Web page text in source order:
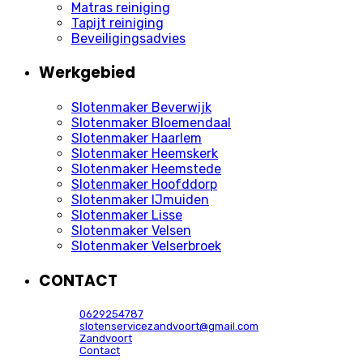
Matras reiniging
Tapijt reiniging
Beveiligingsadvies
Werkgebied
Slotenmaker Beverwijk
Slotenmaker Bloemendaal
Slotenmaker Haarlem
Slotenmaker Heemskerk
Slotenmaker Heemstede
Slotenmaker Hoofddorp
Slotenmaker IJmuiden
Slotenmaker Lisse
Slotenmaker Velsen
Slotenmaker Velserbroek
CONTACT
0629254787
slotenservicezandvoort@gmail.com
Zandvoort
Contact